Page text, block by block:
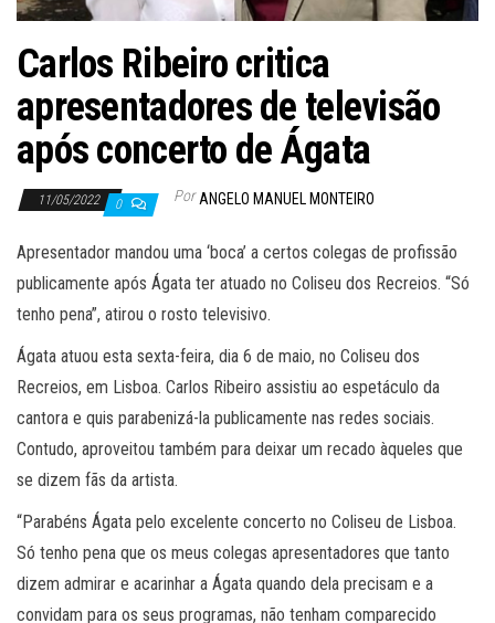
Carlos Ribeiro critica
apresentadores de televisão
após concerto de Ágata
11/05/2022 0 Por ANGELO MANUEL MONTEIRO
Apresentador mandou uma ‘boca’ a certos colegas de profissão
publicamente após Ágata ter atuado no Coliseu dos Recreios. “Só
tenho pena”, atirou o rosto televisivo.
Ágata atuou esta sexta-feira, dia 6 de maio, no Coliseu dos
Recreios, em Lisboa. Carlos Ribeiro assistiu ao espetáculo da
cantora e quis parabenizá-la publicamente nas redes sociais.
Contudo, aproveitou também para deixar um recado àqueles que
se dizem fãs da artista.
“Parabéns Ágata pelo excelente concerto no Coliseu de Lisboa.
Só tenho pena que os meus colegas apresentadores que tanto
dizem admirar e acarinhar a Ágata quando dela precisam e a
convidam para os seus programas, não tenham comparecido